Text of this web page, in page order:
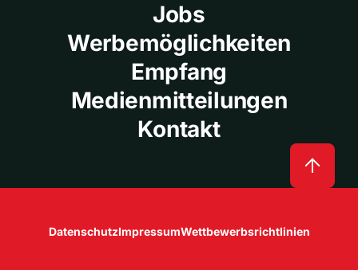
Jobs
Werbemöglichkeiten
Empfang
Medienmitteilungen
Kontakt
DatenschutzImpressumWettbewerbsrichtlinien